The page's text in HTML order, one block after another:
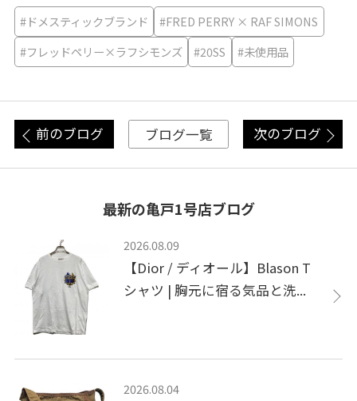
#ドメスティックブランド
#FRED PERRY × RAF SIMONS
#フレッドペリー×ラフシモンズ
#20SS #未使用品
前のブログ ブログ一覧 次のブログ
最新の亀戸1号店ブログ
2026.08.09
【Dior / ディオール】Blason T
シャツ | 胸元に宿る気品と洗...
2026.08.04